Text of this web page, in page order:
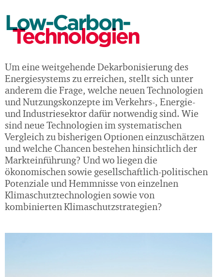
Low-Carbon-
Technologien
Um eine weitgehende Dekarbonisierung des
Energiesystems zu erreichen, stellt sich unter
anderem die Frage, welche neuen Technologien
und Nutzungskonzepte im Verkehrs-, Energie-
und Industriesektor dafür notwendig sind. Wie
sind neue Technologien im systematischen
Vergleich zu bisherigen Optionen einzuschätzen
und welche Chancen bestehen hinsichtlich der
Markteinführung? Und wo liegen die
ökonomischen sowie gesellschaftlich-politischen
Potenziale und Hemmnisse von einzelnen
Klimaschutztechnologien sowie von
kombinierten Klimaschutzstrategien?